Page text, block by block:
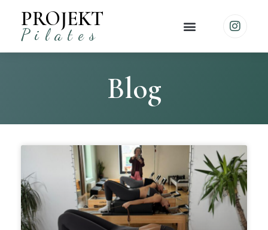
PROJEKT
Pilates
Blog